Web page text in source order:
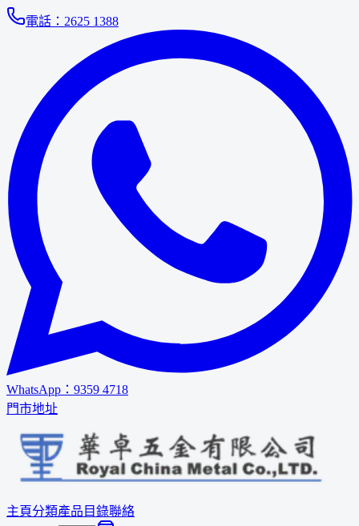
電話： 2625 1388
WhatsApp： 9359 4718
門市地址
主頁分類產品 目錄聯絡